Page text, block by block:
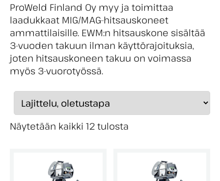
ProWeld Finland Oy myy ja toimittaa
laadukkaat MIG/MAG-hitsauskoneet
ammattilaisille. EWM:n hitsauskone sisältää
3-vuoden takuun ilman käyttörajoituksia,
joten hitsauskoneen takuu on voimassa
myös 3-vuorotyössä.
Näytetään kaikki 12 tulosta